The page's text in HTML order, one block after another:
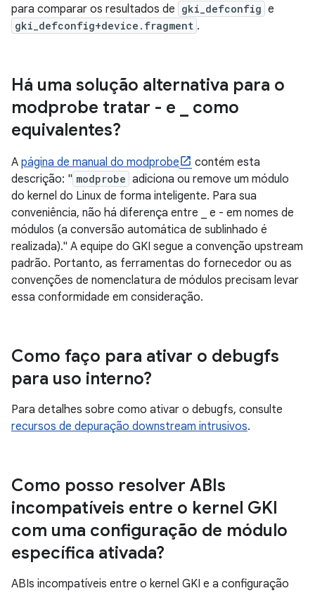
para comparar os resultados de gki_defconfig e
gki_defconfig+device.fragment .
Há uma solução alternativa para o
modprobe tratar - e
como
equivalentes?
A página de manual do modprobe
contém esta
descrição: " modprobe adiciona ou remove um módulo
do kernel do Linux de forma inteligente. Para sua
conveniência, não há diferença entre _ e - em nomes de
módulos (a conversão automática de sublinhado é
realizada)." A equipe do GKI segue a convenção upstream
padrão. Portanto, as ferramentas do fornecedor ou as
convenções de nomenclatura de módulos precisam levar
essa conformidade em consideração.
Como faço para ativar o debugfs
para uso interno?
Para detalhes sobre como ativar o debugfs, consulte
recursos de depuração downstream intrusivos.
Como posso resolver ABIs
incompatíveis entre o kernel GKI
com uma configuração de módulo
específica ativada?
ABIs incompatíveis entre o kernel GKI e a configuração